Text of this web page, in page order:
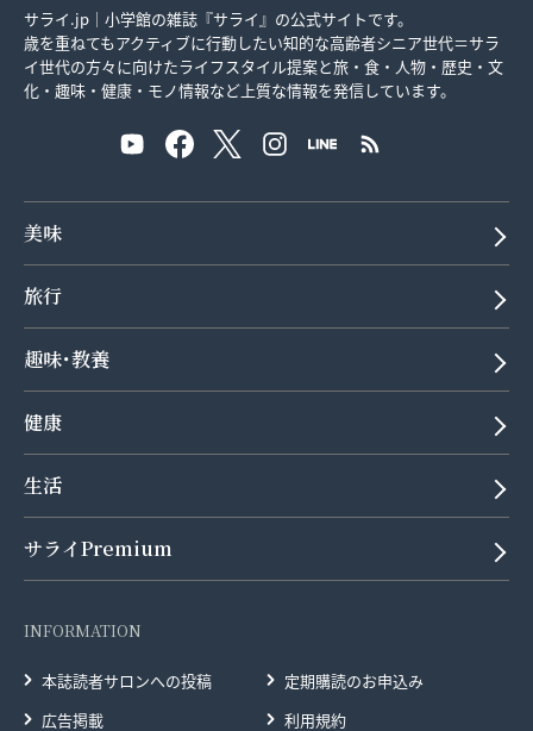
サライ.jp｜小学館の雑誌『サライ』の公式サイトです。
歳を重ねてもアクティブに行動したい知的な高齢者シニア世代＝サラ
イ世代の方々に向けたライフスタイル提案と旅・食・人物・歴史・文
化・趣味・健康・モノ情報など上質な情報を発信しています。
美味
旅行
趣味･教養
健康
生活
サライPremium
INFORMATION
本誌読者サロンへの投稿
定期購読のお申込み
広告掲載
利用規約